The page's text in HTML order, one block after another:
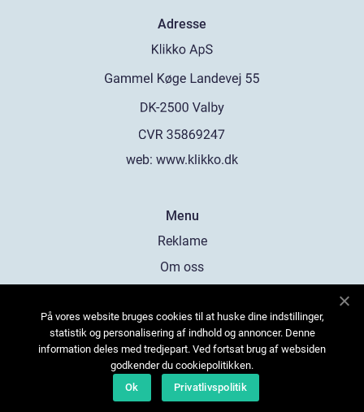
Adresse
web: www.klikko.dk
Menu
Reklame
Om oss
Kontakt Oss
Sitemap
På vores website bruges cookies til at huske dine indstillinger,
statistik og personalisering af indhold og annoncer. Denne
information deles med tredjepart. Ved fortsat brug af websiden
godkender du cookiepolitikken.
Ok
Privatlivspolitik